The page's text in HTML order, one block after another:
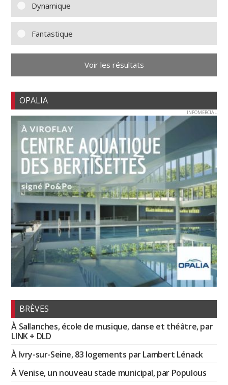
Dynamique
Fantastique
Voir les résultats
OPALIA
INFOMERCIAL
BRÈVES
À Sallanches, école de musique, danse et théâtre, par
LINK + DLD
À Ivry-sur-Seine, 83 logements par Lambert Lénack
À Venise, un nouveau stade municipal, par Populous